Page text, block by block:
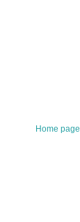
Home page